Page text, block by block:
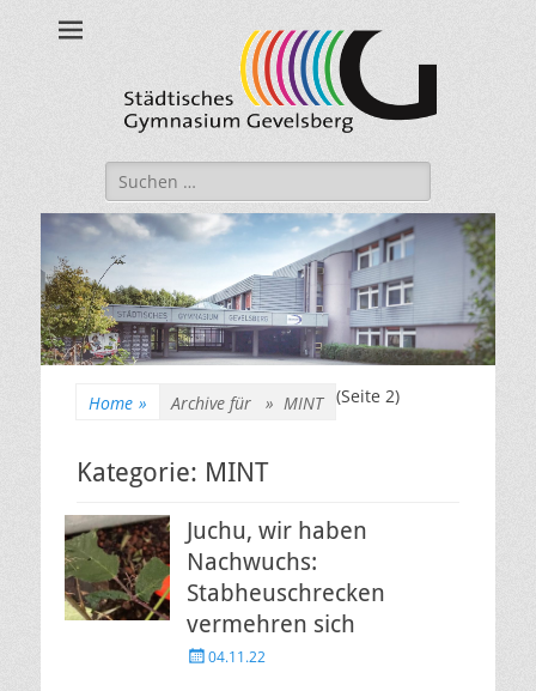
Städtisches
Gymnasium
Gevelsberg
Suche
nach:
Home » Archive für » MINT (Seite 2)
Kategorie: MINT
Juchu, wir haben
Nachwuchs:
Stabheuschrecken
vermehren sich
Veröffentlicht
04.11.22